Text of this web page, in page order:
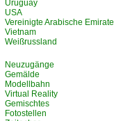
Uruguay
USA
Vereinigte Arabische Emirate
Vietnam
Weißrussland
Neuzugänge
Gemälde
Modellbahn
Virtual Reality
Gemischtes
Fotostellen